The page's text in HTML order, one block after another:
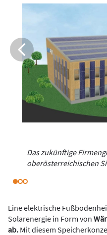
Das zukünftige
oberösterreichischen
Eine elektrische
Solarenergie in Form von
ab. Mit diesem